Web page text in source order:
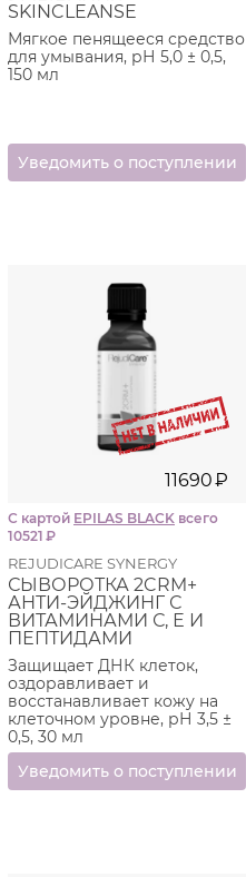
SKINCLEANSE
Мягкое пенящееся средство
для умывания, рН 5,0 ± 0,5,
150 мл
11690₽
С картой EPILAS BLACK всего
10521 ₽
REJUDICARE SYNERGY
СЫВОРОТКА 2CRM+
АНТИ-ЭЙДЖИНГ С
ВИТАМИНАМИ С, Е И
ПЕПТИДАМИ
Защищает ДНК клеток,
оздоравливает и
восстанавливает кожу на
клеточном уровне, рН 3,5 ±
0,5, 30 мл